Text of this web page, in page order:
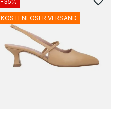
KOSTENLOSER VERSAND